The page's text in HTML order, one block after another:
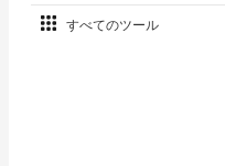
すべてのツール